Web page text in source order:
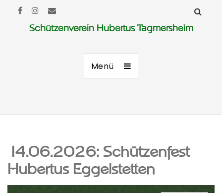
Schützenverein Hubertus Tagmersheim
Menü
14.06.2026: Schützenfest
Hubertus Eggelstetten